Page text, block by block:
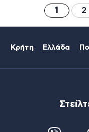
1 2
Κρήτη Ελλάδα